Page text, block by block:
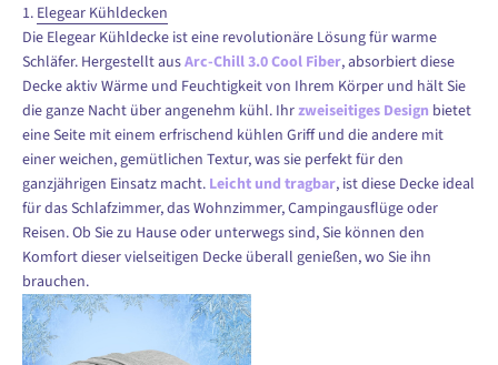
1. Elegear Kühldecken
Die Elegear Kühldecke ist eine revolutionäre Lösung für warme
Schläfer. Hergestellt ausArc-Chill 3.0 Cool Fiber, absorbiert diese
Decke aktiv Wärme und Feuchtigkeit von Ihrem Körper und hält Sie
die ganze Nacht über angenehm kühl. Ihrzweiseitiges Design bietet
eine Seite mit einem erfrischend kühlen Griff und die andere mit
einer weichen, gemütlichen Textur, was sie perfekt für den
ganzjährigen Einsatz macht. Leicht und tragbar, ist diese Decke ideal
für das Schlafzimmer, das Wohnzimmer, Campingausflüge oder
Reisen. Ob Sie zu Hause oder unterwegs sind, Sie können den
Komfort dieser vielseitigen Decke überall genießen, wo Sie ihn
brauchen.